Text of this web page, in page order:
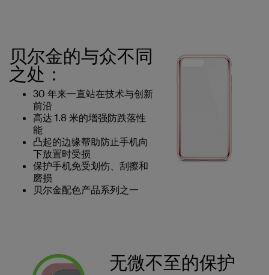
贝尔金的与众不同
之处：
30 年来一直站在技术与创新
前沿
高达 1.8 米的增强防跌落性
能
凸起的边缘帮助防止手机向
下放置时受损
保护手机免受划伤、刮擦和
磨损
贝尔金配色产品系列之一
无微不至的保护